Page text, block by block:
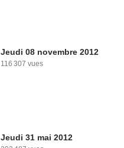
Jeudi 08 novembre 2012
116 307 vues
Jeudi 31 mai 2012